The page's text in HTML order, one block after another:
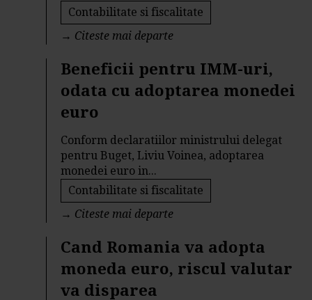
Contabilitate si fiscalitate
→ Citeste mai departe
Beneficii pentru IMM-uri,
odata cu adoptarea monedei
euro
Conform declaratiilor ministrului delegat
pentru Buget, Liviu Voinea, adoptarea
monedei euro in...
Contabilitate si fiscalitate
→ Citeste mai departe
Cand Romania va adopta
moneda euro, riscul valutar
va disparea